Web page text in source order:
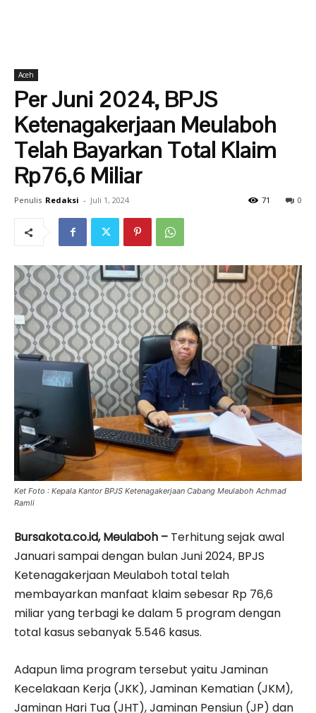
Aceh
Per Juni 2024, BPJS
Ketenagakerjaan Meulaboh
Telah Bayarkan Total Klaim
Rp76,6 Miliar
Penulis Redaksi - Juli 1, 2024 0
71
Ket Foto : Kepala Kantor BPJS Ketenagakerjaan Cabang Meulaboh Achmad
Ramli
Bursakota.co.id, Meulaboh – Terhitung sejak awal
Januari sampai dengan bulan Juni 2024, BPJS
Ketenagakerjaan Meulaboh total telah
membayarkan manfaat klaim sebesar Rp 76,6
miliar yang terbagi ke dalam 5 program dengan
total kasus sebanyak 5.546 kasus.
Adapun lima program tersebut yaitu Jaminan
Kecelakaan Kerja (JKK), Jaminan Kematian (JKM),
Jaminan Hari Tua (JHT), Jaminan Pensiun (JP) dan